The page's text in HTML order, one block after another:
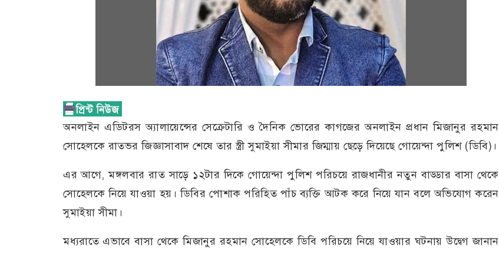
অনলাইন এডিটরস অ্যালায়েন্সের সেক্রেটারি ও দৈনিক ভোরের কাগজের অনলাইন প্রধান মিজানুর রহমান
সোহেলকে রাতভর জিজ্ঞাসাবাদ শেষে তার স্ত্রী সুমাইয়া সীমার জিম্মায় ছেড়ে দিয়েছে গোয়েন্দা পুলিশ (ডিবি)।
এর আগে, মঙ্গলবার রাত সাড়ে ১২টার দিকে গোয়েন্দা পুলিশ পরিচয়ে রাজধানীর নতুন বাড্ডার বাসা থেকে
সোহেলকে নিয়ে যাওয়া হয়। ডিবির পোশাক পরিহিত পাঁচ ব্যক্তি আটক করে নিয়ে যান বলে অভিযোগ করেন
সুমাইয়া সীমা।
মধ্যরাতে এভাবে বাসা থেকে মিজানুর রহমান সোহেলকে ডিবি পরিচয়ে নিয়ে যাওয়ার ঘটনায় উদ্বেগ জানান